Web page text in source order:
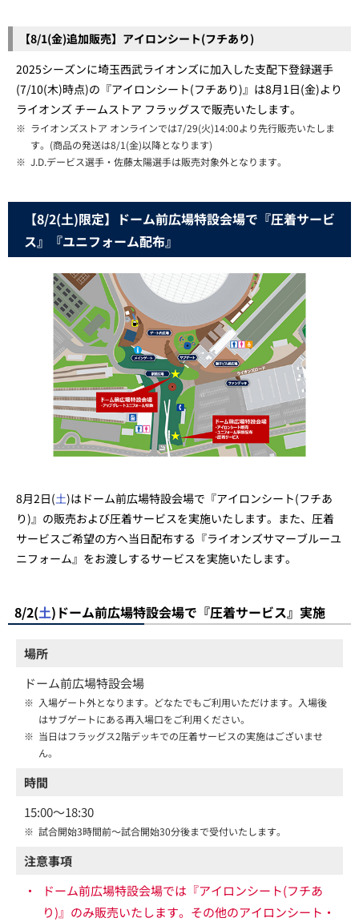
【8/1(金)追加販売】アイロンシート(フチあり)
2025シーズンに埼玉西武ライオンズに加入した支配下登録選手
(7/10(木)時点)の『アイロンシート(フチあり)』は8月1日(金)より
ライオンズ チームストア フラッグスで販売いたします。
※ ライオンズストア オンラインでは7/29(火)14:00より先行販売いたしま
す。(商品の発送は8/1(金)以降となります)
※ J.D.デービス選手・佐藤太陽選手は販売対象外となります。
【8/2(土)限定】ドーム前広場特設会場で『圧着サービ
ス』『ユニフォーム配布』
8月2日(土)はドーム前広場特設会場で『アイロンシート(フチあ
り)』の販売および圧着サービスを実施いたします。また、圧着
サービスご希望の方へ当日配布する『ライオンズサマーブルーユ
ニフォーム』をお渡しするサービスを実施いたします。
8/2(土)ドーム前広場特設会場で『圧着サービス』実施
場所
ドーム前広場特設会場
※ 入場ゲート外となります。どなたでもご利用いただけます。入場後
はサブゲートにある再入場口をご利用ください。
※ 当日はフラッグス2階デッキでの圧着サービスの実施はございませ
ん。
時間
15:00～18:30
※ 試合開始3時間前～試合開始30分後まで受付いたします。
注意事項
・
ドーム前広場特設会場では『アイロンシート(フチあ
り)』のみ販売いたします。その他のアイロンシート・